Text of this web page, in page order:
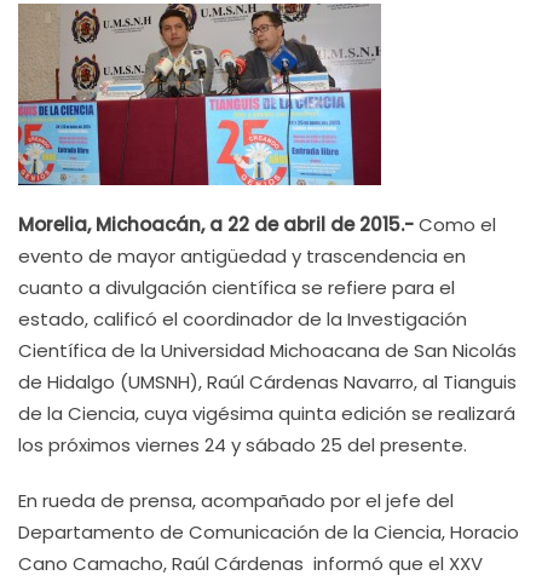
Morelia, Michoacán, a 22 de abril de 2015.-Como el
evento de mayor antigüedad y trascendencia en
cuanto a divulgación científica se refiere para el
estado, calificó el coordinador de la Investigación
Científica de la Universidad Michoacana de San Nicolás
de Hidalgo (UMSNH), Raúl Cárdenas Navarro, al Tianguis
de la Ciencia, cuya vigésima quinta edición se realizará
los próximos viernes 24 y sábado 25 del presente.
En rueda de prensa, acompañado por el jefe del
Departamento de Comunicación de la Ciencia, Horacio
Cano Camacho, Raúl Cárdenas informó que el XXV